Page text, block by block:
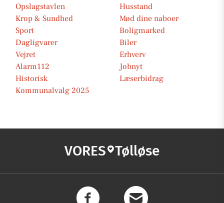
Opslagstavlen
Husstand
Krop & Sundhed
Mød dine naboer
Sport
Boligmarked
Dagligvarer
Biler
Vejret
Erhverv
Alarm112
Jobnyt
Historisk
Læserbidrag
Kommunalvalg 2025
VORES Tølløse